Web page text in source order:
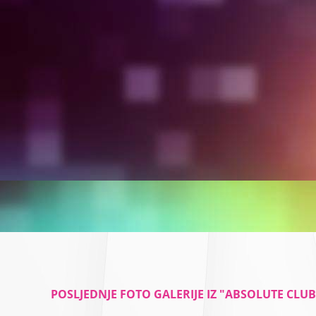
POSLJEDNJE FOTO GALERIJE IZ "ABSOLUTE